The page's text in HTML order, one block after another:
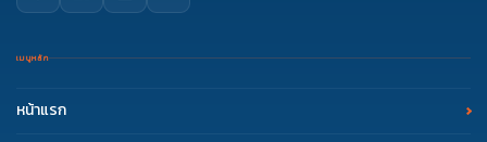
เมนูหลัก
หน้าแรก